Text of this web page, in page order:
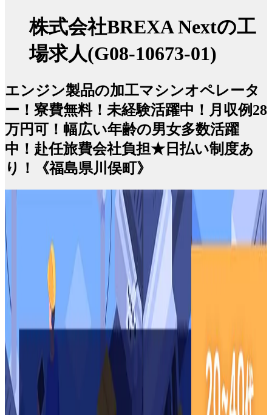
株式会社BREXA Nextの工
場求人(G08-10673-01)
エンジン製品の加工マシンオペレータ
ー！寮費無料！未経験活躍中！月収例28
万円可！幅広い年齢の男女多数活躍
中！赴任旅費会社負担★日払い制度あ
り！《福島県川俣町》